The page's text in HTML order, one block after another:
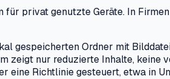
privat genutzte Geräte. In
gespeicherten Ordner mit
zeigt nur reduzierte Inhalte, keine
eine Richtlinie gesteuert, etwa in